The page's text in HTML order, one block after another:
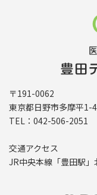
〒191-0062
東京都日野市多摩平
TEL：042-506-2051
交通アクセス
JR中央本線「豊田駅